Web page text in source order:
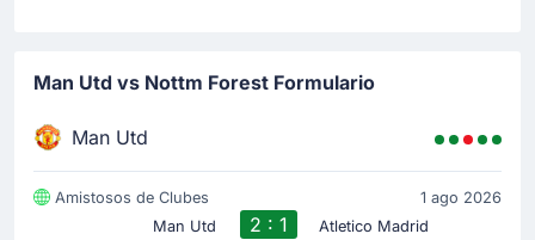
Man Utd vs Nottm Forest Formulario
Man Utd
Amistosos de Clubes
1 ago 2026
Man Utd
2 : 1 Atletico Madrid